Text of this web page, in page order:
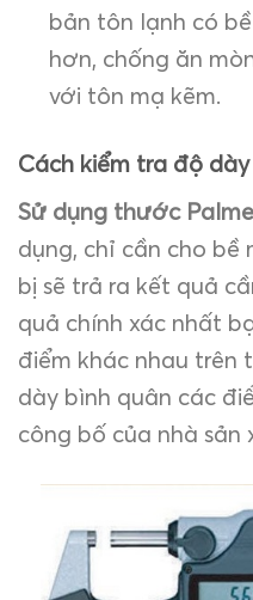
bản tôn lạnh có
hơn, chống ăn
với tôn mạ kẽm.
Cách kiểm tra độ
Sử dụng thước
dụng, chỉ cần cho
bị sẽ trả ra kết quả
quả chính xác nhất
điểm khác nhau trên
dày bình quân các
công bố của nhà sản